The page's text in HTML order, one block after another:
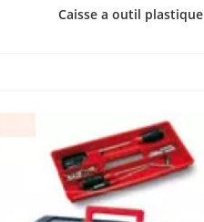
Caisse a outil plastique